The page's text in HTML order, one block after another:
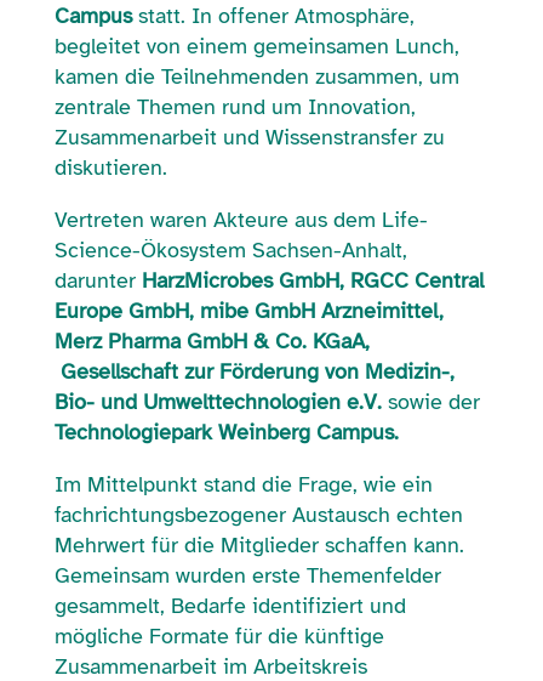
Campusstatt. In offener Atmosphäre,
begleitet von einem gemeinsamen Lunch,
kamen die Teilnehmenden zusammen, um
zentrale Themen rund um Innovation,
Zusammenarbeit und Wissenstransfer zu
diskutieren.
Vertreten waren Akteure aus dem Life-
Science-Ökosystem Sachsen-Anhalt,
darunter HarzMicrobes GmbH, RGCC Central
Europe GmbH, mibe GmbH Arzneimittel,
Merz Pharma GmbH & Co. KGaA,
Gesellschaft zur Förderung von Medizin-,
Bio- und Umwelttechnologien e.V. sowie der
Technologiepark Weinberg Campus.
Im Mittelpunkt stand die Frage, wie ein
fachrichtungsbezogener Austausch echten
Mehrwert für die Mitglieder schaffen kann.
Gemeinsam wurden erste Themenfelder
gesammelt, Bedarfe identifiziert und
mögliche Formate für die künftige
Zusammenarbeit im Arbeitskreis